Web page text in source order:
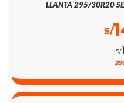
LLANTA 295/30R20
S/
S/